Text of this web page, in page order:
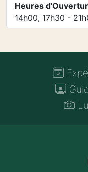
Heures
14h00, 17h30 -